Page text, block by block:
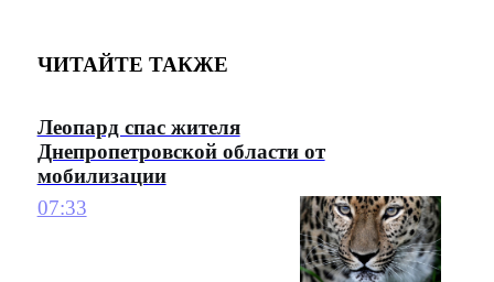
ЧИТАЙТЕ ТАКЖЕ
Леопард спас жителя
Днепропетровской области от
мобилизации
07:33